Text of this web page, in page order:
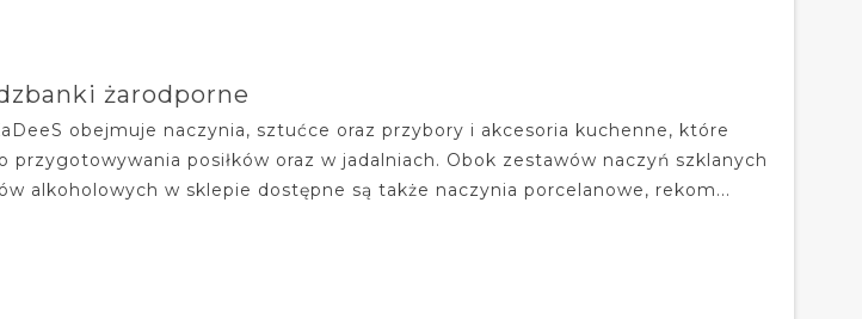
żarodporne
obejmuje naczynia, sztućce oraz przybory i akcesoria kuchenne, które
przygotowywania posiłków oraz w jadalniach. Obok zestawów naczyń szklanych
alkoholowych w sklepie dostępne są także naczynia porcelanowe, rekom...